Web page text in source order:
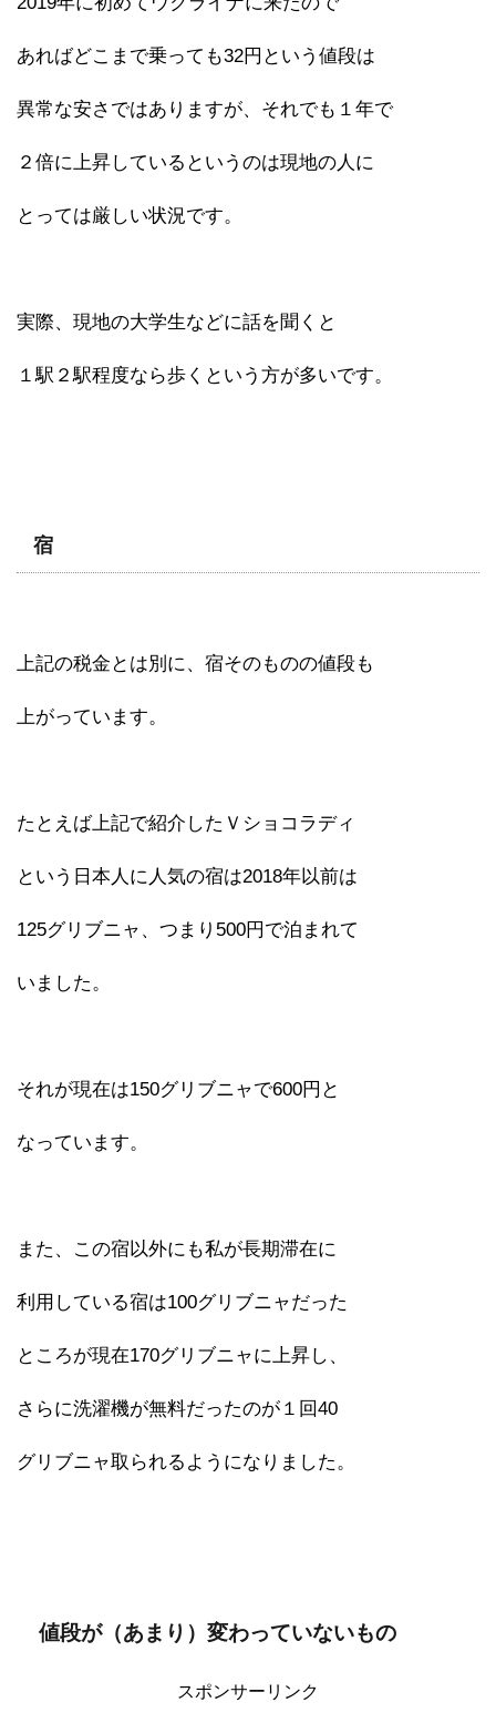
あればどこまで乗っても32円という値段は
異常な安さではありますが、それでも１年で
２倍に上昇しているというのは現地の人に
とっては厳しい状況です。
実際、現地の大学生などに話を聞くと
１駅２駅程度なら歩くという方が多いです。
宿
上記の税金とは別に、宿そのものの値段も
上がっています。
たとえば上記で紹介したＶショコラディ
という日本人に人気の宿は2018年以前は
125グリブニャ、つまり500円で泊まれて
いました。
それが現在は150グリブニャで600円と
なっています。
また、この宿以外にも私が長期滞在に
利用している宿は100グリブニャだった
ところが現在170グリブニャに上昇し、
さらに洗濯機が無料だったのが１回40
グリブニャ取られるようになりました。
値段が（あまり）変わっていないもの
スポンサーリンク